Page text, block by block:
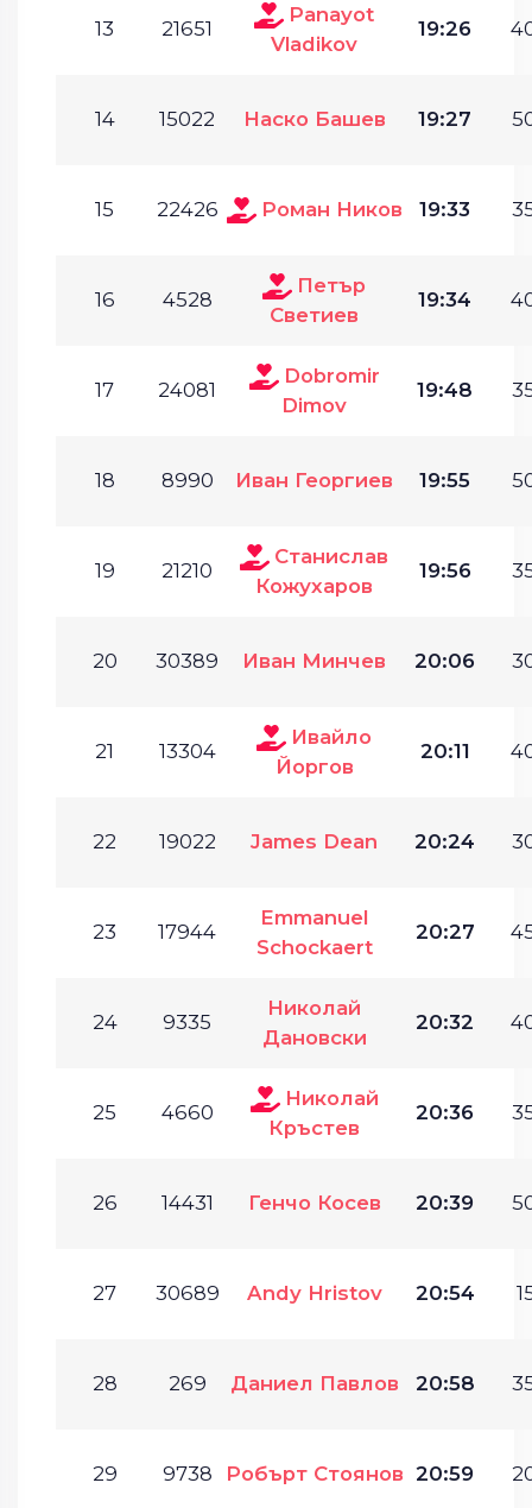
13 21651
Panayot
Vladikov
19:26
14 15022 Наско Башев 19:27
15 22426 Роман Ников 19:33
16 4528
Петър
Светиев
19:34
17 24081
Dobromir
Dimov
19:48
18 8990 Иван Георгиев 19:55
19 21210
Станислав
Кожухаров
19:56
20 30389 Иван Минчев 20:06
21 13304
Ивайло
Йоргов
20:11
22 19022 James Dean 20:24
23 17944
Emmanuel
Schockaert
20:27
24 9335
Николай
Дановски
20:32
25 4660
Николай
Кръстев
20:36
26 14431 Генчо Косев 20:39
27 30689 Andy Hristov 20:54
28 269 Даниел Павлов 20:58
29 9738 Робърт Стоянов 20:59